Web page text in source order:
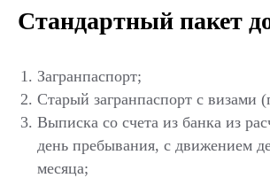
Стандартный пакет
Загранпаспорт;
Старый загранпаспорт с визами
Выписка со счета из банка из
день пребывания, с движением
месяца;